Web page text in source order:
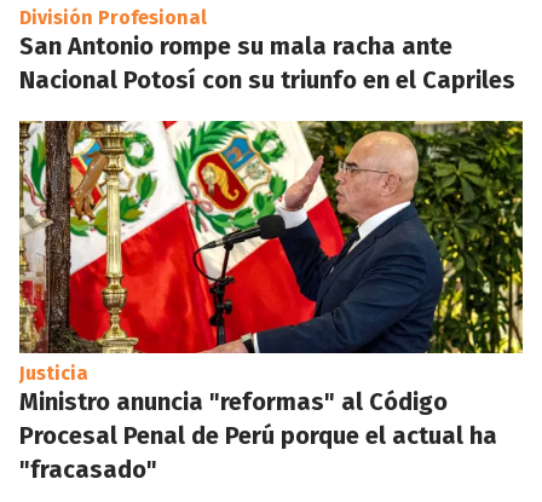
División Profesional
San Antonio rompe su mala racha ante
Nacional Potosí con su triunfo en el Capriles
Justicia
Ministro anuncia "reformas" al Código
Procesal Penal de Perú porque el actual ha
"fracasado"